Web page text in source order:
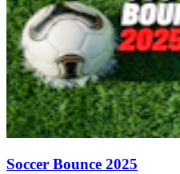
Soccer Bounce 2025